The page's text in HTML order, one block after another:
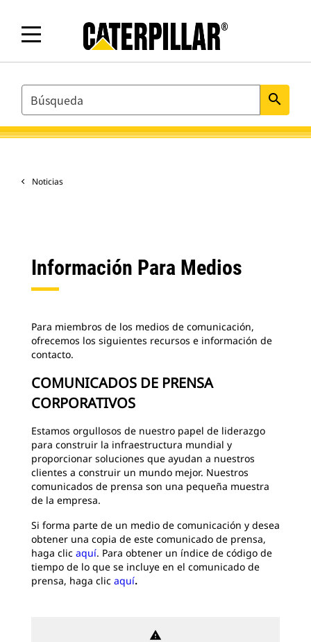
SEARCH search
Noticias
Información Para Medios
Para miembros de los medios de comunicación,
ofrecemos los siguientes recursos e información de
contacto.
COMUNICADOS DE PRENSA
CORPORATIVOS
Estamos orgullosos de nuestro papel de liderazgo
para construir la infraestructura mundial y
proporcionar soluciones que ayudan a nuestros
clientes a construir un mundo mejor. Nuestros
comunicados de prensa son una pequeña muestra
de la empresa.
Si forma parte de un medio de comunicación y desea
obtener una copia de este comunicado de prensa,
haga clic aquí. Para obtener un índice de código de
tiempo de lo que se incluye en el comunicado de
prensa, haga clic aquí.
warning